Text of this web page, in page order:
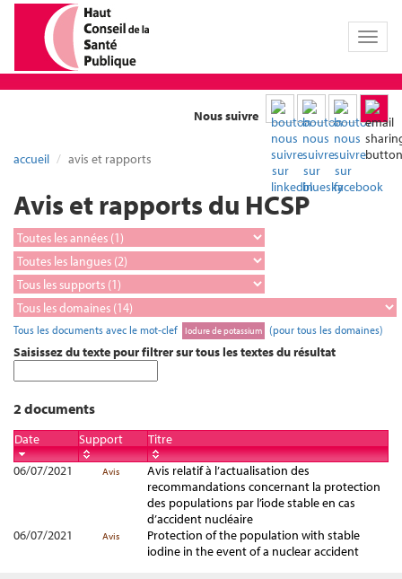
Toggle
Nous suivre
accueil avis et rapports
Avis et rapports du HCSP
Tous les documents avec le mot-clef Iodure de potassium (pour tous les domaines)
Saisissez du texte pour filtrer sur tous les textes du résultat
2 documents
Date Support
Titre
06/07/2021
Avis
Avis relatif à l’actualisation des
recommandations concernant la protection
des populations par l’iode stable en cas
d’accident nucléaire
06/07/2021
Avis
Protection of the population with stable
iodine in the event of a nuclear accident